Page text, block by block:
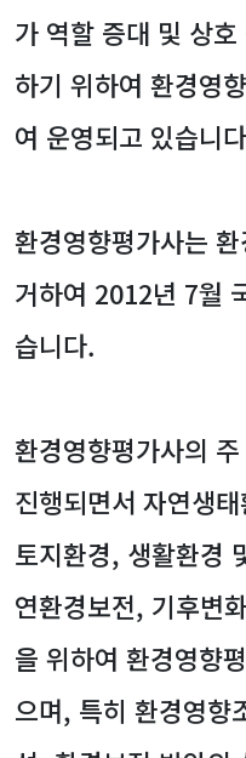
가 역할 증대 및 상
하기 위하여 환경영
여 운영되고 있습니
환경영향평가사는
거하여 2012년 7월
습니다.
환경영향평가사의
진행되면서 자연생
토지환경, 생활환경
연환경보전, 기후변
을 위하여 환경영향
으며, 특히 환경영향